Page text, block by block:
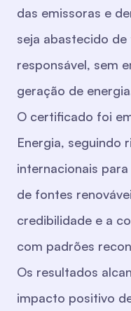
das emissoras e
seja abastecido
responsável, sem
geração de
O certificado foi
Energia, seguindo
internacionais
de fontes
credibilidade e a
com padrões
Os resultados
impacto positivo